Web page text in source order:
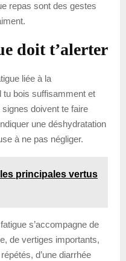
repas sont des gestes
doit t’alerter
liée à la
tu bois suffisamment et
doivent te faire
une déshydratation
à ne pas négliger.
principales vertus
s’accompagne de
de vertiges importants,
d’une diarrhée